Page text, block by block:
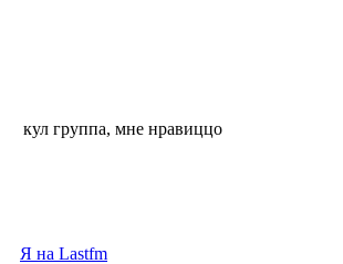
кул группа, мне нравиццо
Я на Lastfm